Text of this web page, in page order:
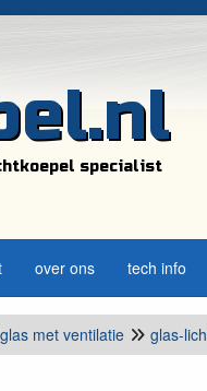
specialist
over ons tech info
met ventilatie glas-